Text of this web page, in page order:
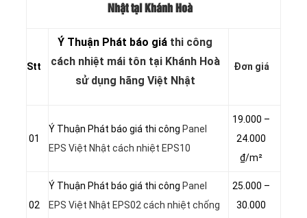
Nhật tại Khánh Hoà
Stt
Ý Thuận Phát báo giá thi công
cách nhiệt mái tôn tại Khánh Hoà
sử dụng hãng Việt Nhật
Đơn giá
01
Ý Thuận Phát báo giá thi công Panel
EPS Việt Nhật cách nhiệt EPS10
19.000 –
24.000
₫/m²
02
Ý Thuận Phát báo giá thi công Panel
EPS Việt Nhật EPS02 cách nhiệt chống
25.000 –
30.000